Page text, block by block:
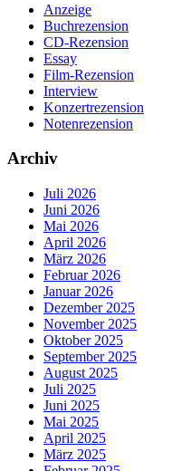
Anzeige
Buchrezension
CD-Rezension
Essay
Film-Rezension
Interview
Konzertrezension
Notenrezension
Archiv
Juli 2026
Juni 2026
Mai 2026
April 2026
März 2026
Februar 2026
Januar 2026
Dezember 2025
November 2025
Oktober 2025
September 2025
August 2025
Juli 2025
Juni 2025
Mai 2025
April 2025
März 2025